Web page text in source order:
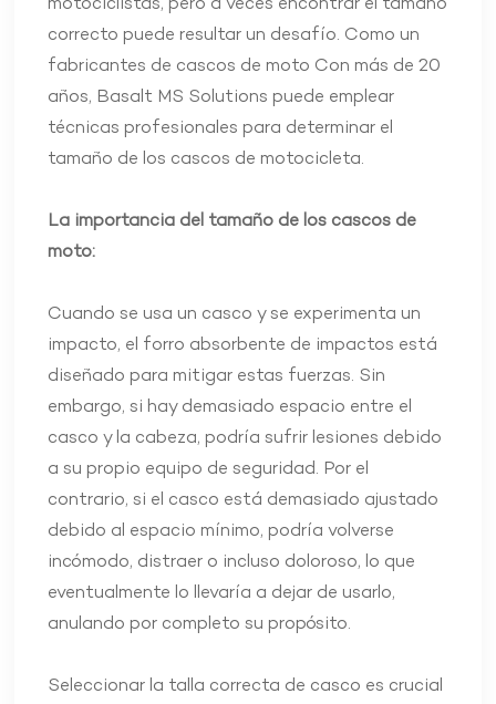
correcto puede resultar un desafío. Como un
fabricantes de cascos de moto Con más de 20
años, Basalt MS Solutions puede emplear
técnicas profesionales para determinar el
tamaño de los cascos de motocicleta.
La importancia del tamaño de los cascos de
moto:
Cuando se usa un casco y se experimenta un
impacto, el forro absorbente de impactos está
diseñado para mitigar estas fuerzas. Sin
embargo, si hay demasiado espacio entre el
casco y la cabeza, podría sufrir lesiones debido
a su propio equipo de seguridad. Por el
contrario, si el casco está demasiado ajustado
debido al espacio mínimo, podría volverse
incómodo, distraer o incluso doloroso, lo que
eventualmente lo llevaría a dejar de usarlo,
anulando por completo su propósito.
Seleccionar la talla correcta de casco es crucial